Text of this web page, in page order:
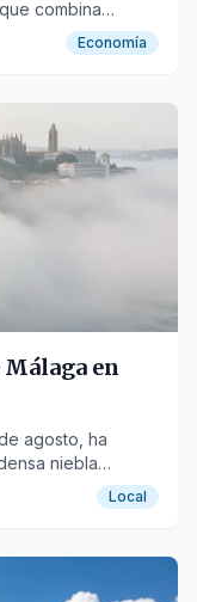
combina
para
turísticas.
Economía
en
agosto, ha
niebla
Local